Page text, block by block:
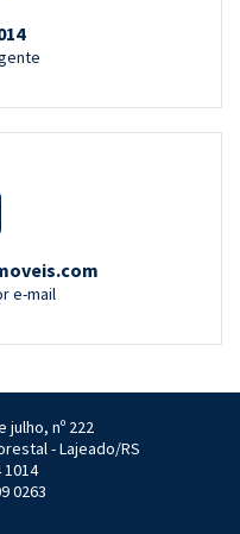
e-mail
julho, nº 222
- Lajeado/RS
1014
0263